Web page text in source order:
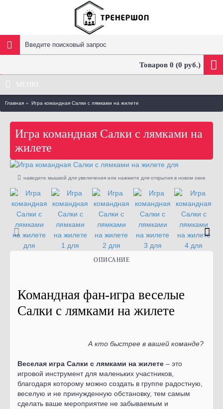
Товаров 0 (0 руб.)
МЕНЮ
Главная Игра командная Салки с лямками на жилете
Игра командная Салки с лямками на
жилете
наведите мышкой для увеличения или нажмите для открытия в новом окне
ОПИСАНИЕ
Командная фан-игра веселые
Салки с лямками на жилете
А кто быстрее в вашей команде?
Веселая игра Салки с лямками на жилете – это
игровой инструмент для маленьких участников,
благодаря которому можно создать в группе радостную,
веселую и не принужденную обстановку, тем самым
сделать ваше мероприятие не забываемым и